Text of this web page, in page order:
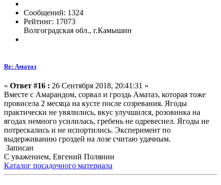
Сообщений: 1324
Рейтинг: 17073
Волгоградская обл., г.Камышин
Re: Аматаэ
« Ответ #16 : 26 Сентября 2018, 20:41:31 »
Вместе с Амарандом, сорвал и гроздь Аматаэ, которая тоже
провисела 2 месяца на кусте после созревания. Ягоды
практически не увялились, вкус улучшился, розовинка на
ягодах немного усилилась, гребень не одревеснел. Ягоды не
потрескались и не испортились. Эксперимент по
выдерживанию гроздей на лозе считаю удачным.
Записан
С уважением, Евгений Полянин
Каталог посадочного материала